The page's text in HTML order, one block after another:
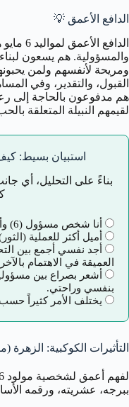
الدافع الأعمق 💡
والمسؤولية. هم يسعون
ومريحة لأنفسهم ولمن
القبول، والتقدير، وفي
هم مدفوعون بالحاجة إلى
لقيمهم النبيلة المتعلقة
استبيان بسيط:
بناءً على التحليل، أي
أنا شخص مسؤول (6) وأحب رعاية الآخرين وخلق التناغم (الثور).
أميل أكثر للعملية
أجد نفسي أجمع بين
العميقة في الاهتمام
أشعر بصراع بين
بنفسي وراحتي.
يختلف الأمر كثيراً
التأثيرات الكوكبية:
ببرجه، عشريته، ورقمه